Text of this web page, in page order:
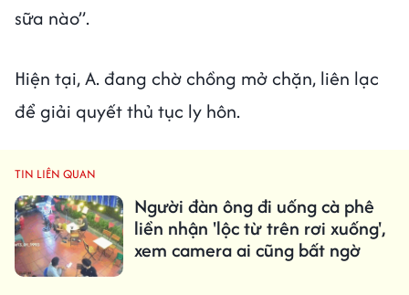
sữa nào”.
Hiện tại, A. đang chờ chồng mở chặn, liên lạc
để giải quyết thủ tục ly hôn.
TIN LIÊN QUAN
Người đàn ông đi uống cà phê
liền nhận 'lộc từ trên rơi xuống',
xem camera ai cũng bất ngờ